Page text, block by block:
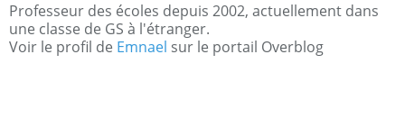
Professeur des écoles depuis 2002, actuellement dans
une classe de GS à l'étranger.
Voir le profil de Emnael sur le portail Overblog